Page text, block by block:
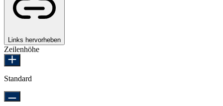
Links hervorheben
Zeilenhöhe
Standard